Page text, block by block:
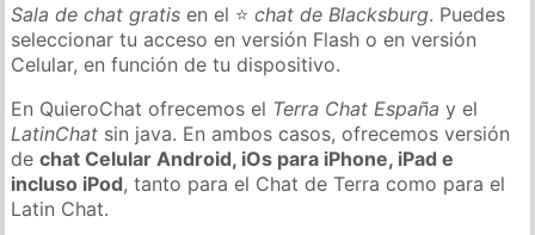
Sala de chat gratis en el ⭐chat de Blacksburg. Puedes
seleccionar tu acceso en versión Flash o en versión
Celular, en función de tu dispositivo.
En QuieroChat ofrecemos el Terra Chat España y el
LatinChat sin java. En ambos casos, ofrecemos versión
dechat Celular Android, iOs para iPhone, iPad e
incluso iPod, tanto para el Chat de Terra como para el
Latin Chat.